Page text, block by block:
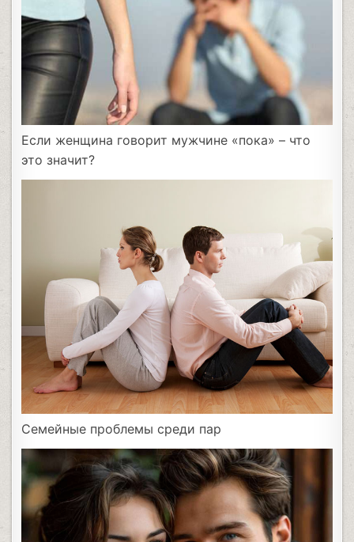
Если женщина говорит мужчине «пока» – что
это значит?
Семейные проблемы среди пар